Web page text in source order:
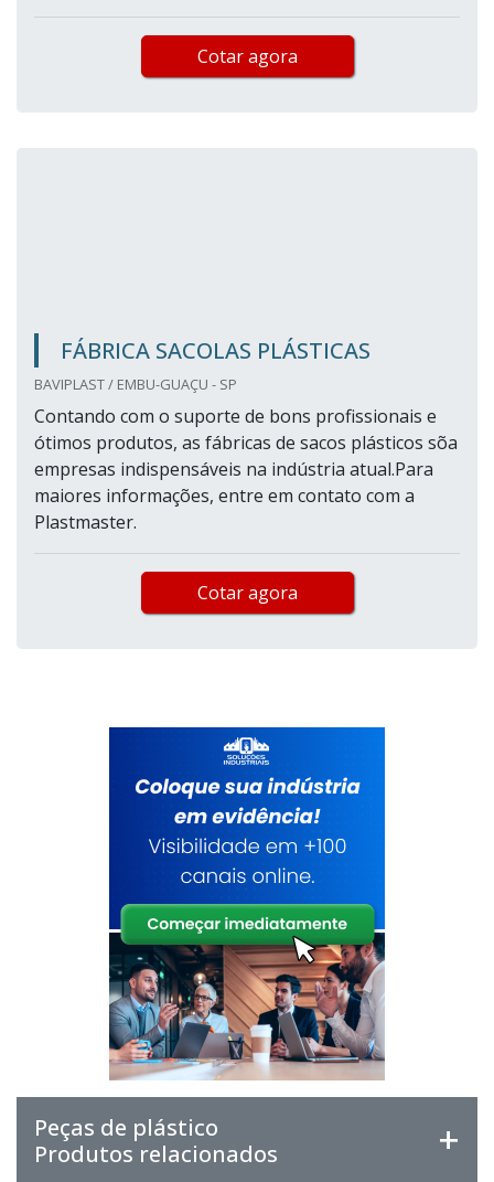
Cotar agora
FÁBRICA SACOLAS PLÁSTICAS
BAVIPLAST / EMBU-GUAÇU - SP
Contando com o suporte de bons profissionais e
ótimos produtos, as fábricas de sacos plásticos sõa
empresas indispensáveis na indústria atual.Para
maiores informações, entre em contato com a
Plastmaster.
Cotar agora
Peças de plástico
Produtos relacionados